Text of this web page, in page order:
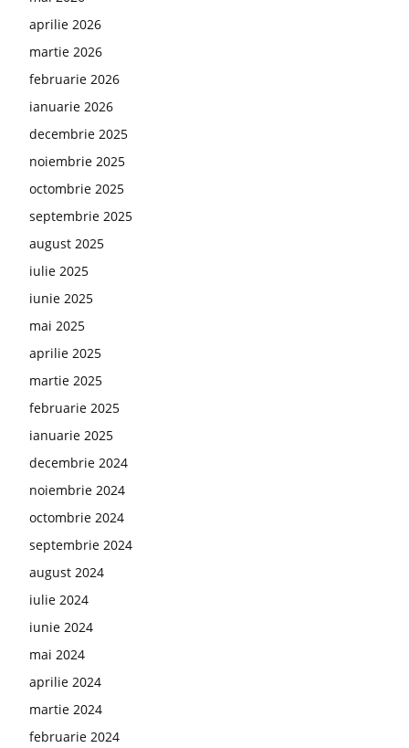
aprilie 2026
martie 2026
februarie 2026
ianuarie 2026
decembrie 2025
noiembrie 2025
octombrie 2025
septembrie 2025
august 2025
iulie 2025
iunie 2025
mai 2025
aprilie 2025
martie 2025
februarie 2025
ianuarie 2025
decembrie 2024
noiembrie 2024
octombrie 2024
septembrie 2024
august 2024
iulie 2024
iunie 2024
mai 2024
aprilie 2024
martie 2024
februarie 2024